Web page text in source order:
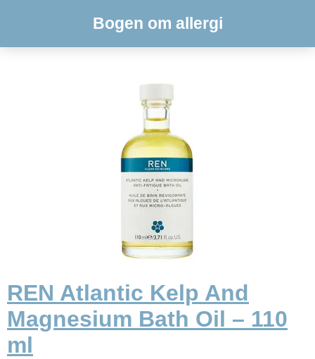
Bogen om allergi
REN Atlantic Kelp And
Magnesium Bath Oil – 110
ml